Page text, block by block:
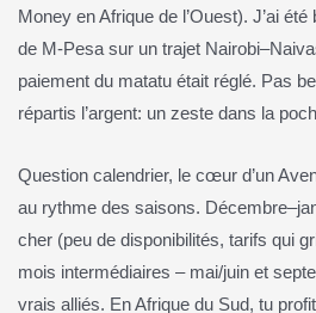
Money en Afrique de l’Ouest). J’ai
de M-Pesa sur un trajet
paiement du matatu était réglé. Pas
répartis l’argent: un zeste dans la
Question calendrier, le cœur d’un
au rythme des saisons.
cher (peu de disponibilités, tarifs qui
mois intermédiaires – mai/juin et
vrais alliés. En Afrique du Sud, tu